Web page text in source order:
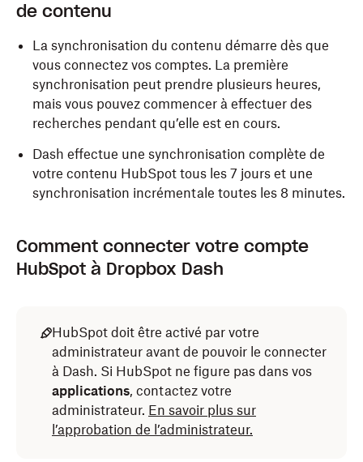
de contenu
La synchronisation du contenu démarre dès que
vous connectez vos comptes. La première
synchronisation peut prendre plusieurs heures,
mais vous pouvez commencer à effectuer des
recherches pendant qu’elle est en cours.
Dash effectue une synchronisation complète de
votre contenu HubSpot tous les 7 jours et une
synchronisation incrémentale toutes les 8 minutes.
Comment connecter votre compte
HubSpot à Dropbox Dash
HubSpot doit être activé par votre
administrateur avant de pouvoir le connecter
à Dash. Si HubSpot ne figure pas dans vos
applications, contactez votre
administrateur. En savoir plus sur
l’approbation de l’administrateur.